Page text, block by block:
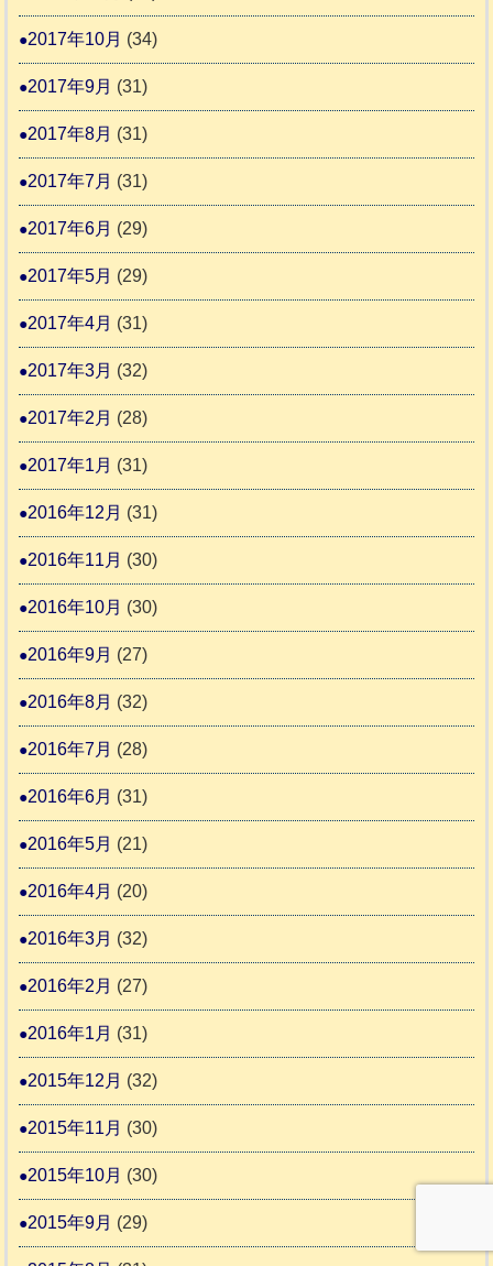
2017年10月 (34)
2017年9月 (31)
2017年8月 (31)
2017年7月 (31)
2017年6月 (29)
2017年5月 (29)
2017年4月 (31)
2017年3月 (32)
2017年2月 (28)
2017年1月 (31)
2016年12月 (31)
2016年11月 (30)
2016年10月 (30)
2016年9月 (27)
2016年8月 (32)
2016年7月 (28)
2016年6月 (31)
2016年5月 (21)
2016年4月 (20)
2016年3月 (32)
2016年2月 (27)
2016年1月 (31)
2015年12月 (32)
2015年11月 (30)
2015年10月 (30)
2015年9月 (29)